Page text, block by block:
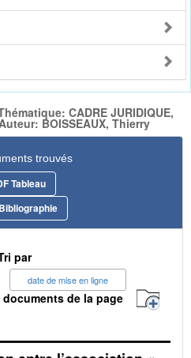
CADRE JURIDIQUE,
BOISSEAUX, Thierry
trouvés
Tableau
par
date de mise en ligne
de la page